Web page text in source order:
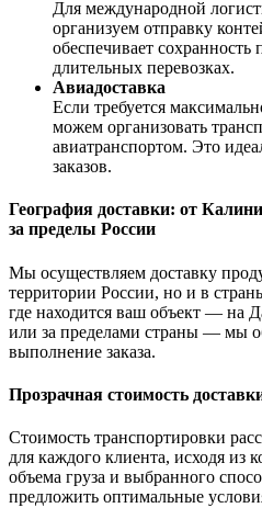
Для международной
организуем отправку
обеспечивает
длительных перевозках.
Авиадоставка
Если требуется
можем организовать
авиатранспортом. Это
заказов.
География доставки: от
за пределы России
Мы осуществляем доставку
территории России, но и в
где находится ваш объект — на
или за пределами страны — мы
выполнение заказа.
Прозрачная стоимость
Стоимость транспортировки
для каждого клиента, исходя из
объема груза и выбранного
предложить оптимальные